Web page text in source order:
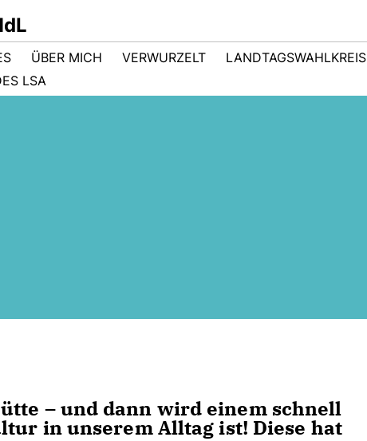
ÜBER MICH VERWURZELT LANDTAGSWAHLKREIS
LSA
– und dann wird einem schnell
in unserem Alltag ist! Diese hat